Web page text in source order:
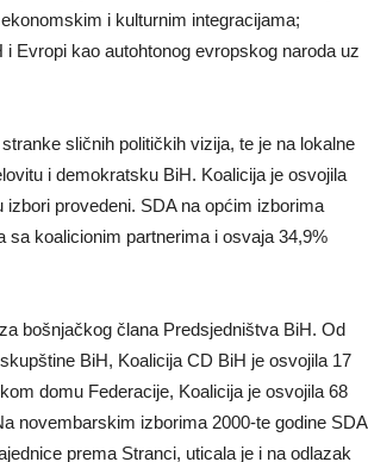
i kulturnim integracijama;
Evropi kao autohtonog evropskog naroda uz
sličnih političkih vizija, te je na lokalne
i demokratsku BiH. Koalicija je osvojila
provedeni. SDA na općim izborima
sa koalicionim partnerima i osvaja 34,9%
bošnjačkog člana Predsjedništva BiH. Od
BiH, Koalicija CD BiH je osvojila 17
domu Federacije, Koalicija je osvojila 68
novembarskim izborima 2000-te godine SDA
prema Stranci, uticala je i na odlazak